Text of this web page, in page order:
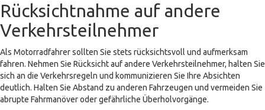
Rücksichtnahme auf andere
Verkehrsteilnehmer
Als Motorradfahrer sollten Sie stets rücksichtsvoll und aufmerksam
fahren. Nehmen Sie Rücksicht auf andere Verkehrsteilnehmer, halten Sie
sich an die Verkehrsregeln und kommunizieren Sie Ihre Absichten
deutlich. Halten Sie Abstand zu anderen Fahrzeugen und vermeiden Sie
abrupte Fahrmanöver oder gefährliche Überholvorgänge.